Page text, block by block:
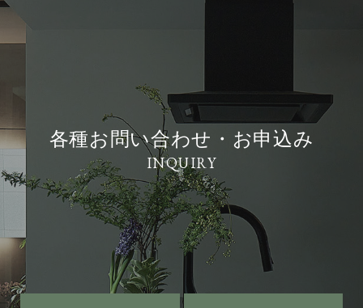
各種お問い合わせ・お申込み